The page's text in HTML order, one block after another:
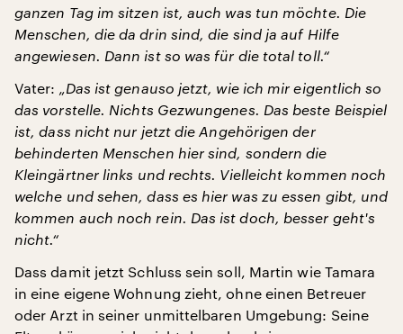
ganzen Tag im sitzen ist, auch was tun möchte. Die
Menschen, die da drin sind, die sind ja auf Hilfe
angewiesen. Dann ist so was für die total toll.“
Vater: „Das ist genauso jetzt, wie ich mir eigentlich so
das vorstelle. Nichts Gezwungenes. Das beste Beispiel
ist, dass nicht nur jetzt die Angehörigen der
behinderten Menschen hier sind, sondern die
Kleingärtner links und rechts. Vielleicht kommen noch
welche und sehen, dass es hier was zu essen gibt, und
kommen auch noch rein. Das ist doch, besser geht's
nicht.“
Dass damit jetzt Schluss sein soll, Martin wie Tamara
in eine eigene Wohnung zieht, ohne einen Betreuer
oder Arzt in seiner unmittelbaren Umgebung: Seine